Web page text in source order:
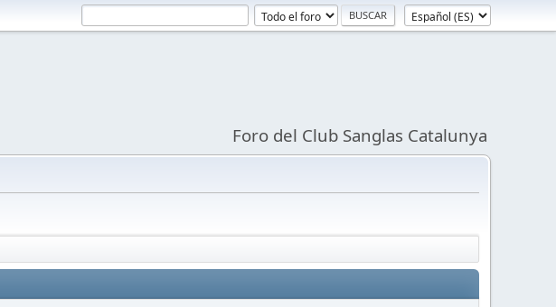
Foro del Club Sanglas Catalunya